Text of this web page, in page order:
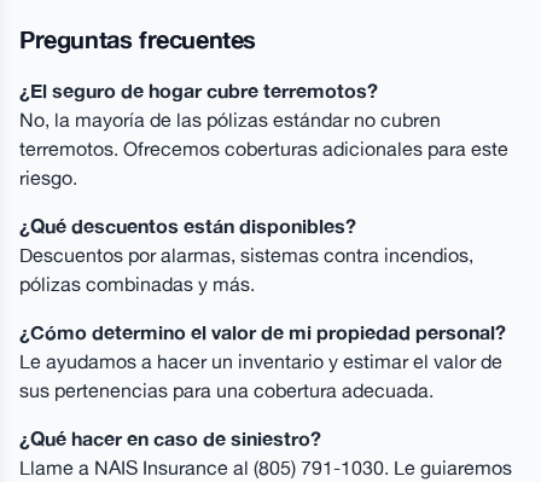
Preguntas frecuentes
¿El seguro de hogar cubre terremotos?
No, la mayoría de las pólizas estándar no cubren
terremotos. Ofrecemos coberturas adicionales para este
riesgo.
¿Qué descuentos están disponibles?
Descuentos por alarmas, sistemas contra incendios,
pólizas combinadas y más.
¿Cómo determino el valor de mi propiedad personal?
Le ayudamos a hacer un inventario y estimar el valor de
sus pertenencias para una cobertura adecuada.
¿Qué hacer en caso de siniestro?
Llame a NAIS Insurance al (805) 791-1030. Le guiaremos